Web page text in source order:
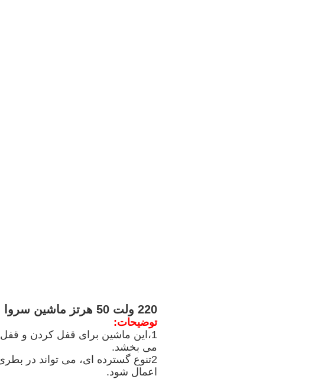
220 ولت 50 هرتز ماشین سروا اتوماتیک 0.3-0.8 Mpa تامین هوا فولاد ضد زنگ
توضیحات:
1،این ماشین برای قفل کردن و
می بخشد.
2تنوع گسترده ای، می تواند در
اعمال شود.